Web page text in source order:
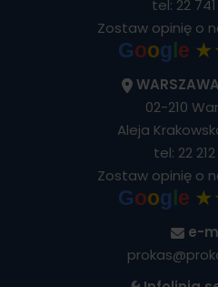
tel: 22
Zostaw opinię o
Goog e
02-210
Aleja
tel: 22
Zostaw opinię o
Goog e
e-